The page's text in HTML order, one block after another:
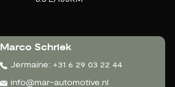
Marco Schriek
Jermaine: +31 6 29 03 22 44
info@mar-automotive.nl